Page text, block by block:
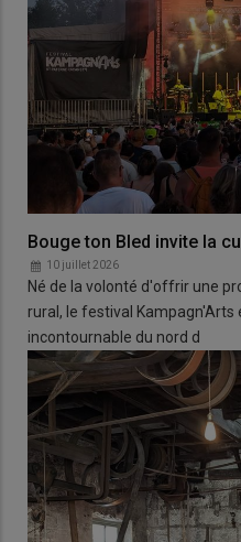
Bouge ton Bled invite la
10 juillet 2026
Né de la volonté d'offrir une
rural, le festival
incontournable du nord d